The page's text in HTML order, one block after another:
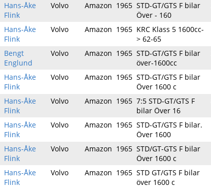
Hans-Åke
Flink
Volvo Amazon 1965 STD-GT/GTS F bilar
Över - 160
Hans-Åke
Flink
Volvo Amazon 1965 KRC Klass 5 1600cc-
> 62-65
Bengt
Englund
Volvo Amazon 1965 STD-GT/GTS F bilar
över-1600cc
Hans-Åke
Flink
Volvo Amazon 1965 STD-GT/GTS F bilar
Över 1600 c
Hans-Åke
Flink
Volvo Amazon 1965 7:5 STD-GT/GTS F
bilar Över 16
Hans-Åke
Flink
Volvo Amazon 1965 STD-GT/GTS F bilar.
Över 1600
Hans-Åke
Flink
Volvo Amazon 1965 STD/GT-GTS F bilar
Över 1600 c
Hans-Åke
Flink
Volvo Amazon 1965 STD GT/GTS F bilar
över 1600 c